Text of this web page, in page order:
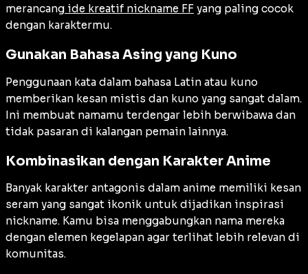
merancang ide kreatif nickname FF yang paling cocok
dengan karaktermu.
Gunakan Bahasa Asing yang Kuno
Penggunaan kata dalam bahasa Latin atau kuno
memberikan kesan mistis dan kuno yang sangat dalam.
Ini membuat namamu terdengar lebih berwibawa dan
tidak pasaran di kalangan pemain lainnya.
Kombinasikan dengan Karakter Anime
Banyak karakter antagonis dalam anime memiliki kesan
seram yang sangat ikonik untuk dijadikan inspirasi
nickname. Kamu bisa menggabungkan nama mereka
dengan elemen kegelapan agar terlihat lebih relevan di
komunitas.